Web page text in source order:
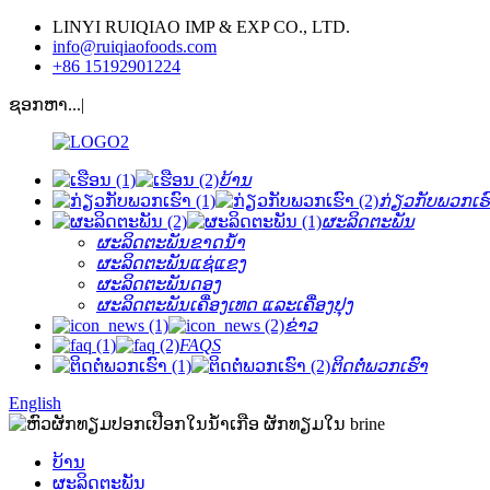
LINYI RUIQIAO IMP & EXP CO., LTD.
info@ruiqiaofoods.com
+86 15192901224
ຊອກຫາ...|
ບ້ານ
ກ່ຽວ​ກັບ​ພວກ​ເ
ຜະລິດຕະພັນ
ຜະລິດຕະພັນຂາດນ້ໍາ
ຜະລິດຕະພັນແຊ່ແຂງ
ຜະລິດຕະພັນດອງ
ຜະລິດຕະພັນເຄື່ອງເທດ ແລະເຄື່ອງປຸງ
ຂ່າວ
FAQS
ຕິດ​ຕໍ່​ພວກ​ເຮົາ
English
ບ້ານ
ຜະລິດຕະພັນ